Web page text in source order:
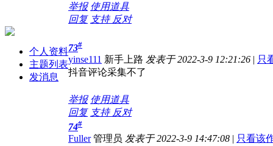
举报 使用道具
回复 支持 反对
个人资料
主题列表
发消息
73#
yinse111 新手上路 发表于 2022-3-9 12:21:26 | 只
抖音评论采集不了
举报 使用道具
回复 支持 反对
74#
Fuller 管理员 发表于 2022-3-9 14:47:08 | 只看该